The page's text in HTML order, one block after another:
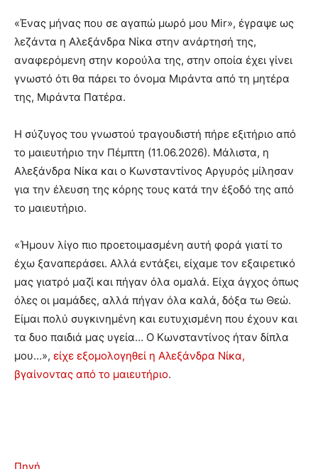
«Ένας μήνας που σε αγαπώ μωρό μου Mir», έγραψε ως
λεζάντα η Αλεξάνδρα Νίκα στην ανάρτησή της,
αναφερόμενη στην κορούλα της, στην οποία έχει γίνει
γνωστό ότι θα πάρει το όνομα Μιράντα από τη μητέρα
της, Μιράντα Πατέρα.
Η σύζυγος του γνωστού τραγουδιστή πήρε εξιτήριο από
το μαιευτήριο την Πέμπτη (11.06.2026). Μάλιστα, η
Αλεξάνδρα Νίκα και ο Κωνσταντίνος Αργυρός μίλησαν
για την έλευση της κόρης τους κατά την έξοδό της από
το μαιευτήριο.
«Ήμουν λίγο πιο προετοιμασμένη αυτή φορά γιατί το
έχω ξαναπεράσει. Αλλά εντάξει, είχαμε τον εξαιρετικό
μας γιατρό μαζί και πήγαν όλα ομαλά. Είχα άγχος όπως
όλες οι μαμάδες, αλλά πήγαν όλα καλά, δόξα τω Θεώ.
Είμαι πολύ συγκινημένη και ευτυχισμένη που έχουν και
τα δυο παιδιά μας υγεία… Ο Κωνσταντίνος ήταν δίπλα
μου…», είχε εξομολογηθεί η Αλεξάνδρα Νίκα,
βγαίνοντας από το μαιευτήριο.